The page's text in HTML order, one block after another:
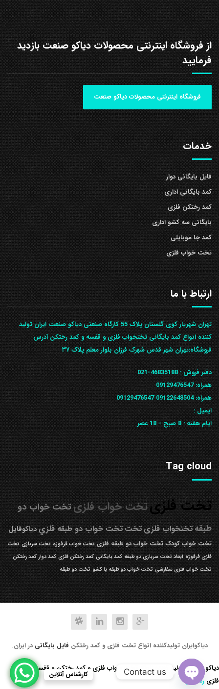
از فروشگاه اینترنتی محصولات دیاکو صنعت بازدید
فرمایید
فروشگاه اینترنتی محصولات دیاکو صنعت
خدمات
فایل بایگانی دوار
کمد بایگانی اداری
کمد رختکن فلزی
بایگانی سه کشو اداری
کمد جا موبایلی
تخت خواب فلزی
ارتباط با ما
تهران شهریار کوی گلستان پلاک 55 کارگاه صنعتی دیاکو صنعت ایران تولید
کننده انواع کمد بایگانی تختخواب فلزی و قفسه و کمد رختکن آدرس
ف‍روشگاه:تهران شهر قدس شهرک فرزان بلوار معلم پلاک ۳۷
دفتر فروش :46835188-021
همراه:09129476547
همراه: 09122648504
09129476547
ایمیل :
ایام هفته :8 صبح - 18 عصر
Tag cloud
تخت فلزیتخت خواب فلزیتخت خواب دو
طبقه تختخواب فلزیتختتخت خواب دو طبقه فلزيدیاکوفایل
تخت خواب کودک تخت خواب دو طبقه فلزی تخت خواب فرفوژه تخت سربازی تخت
فلزی فرفوژه ابعاد تخت سربازی دو طبقه کمد بایگانی کمد رختکن فلزی کمد دوار کمد رختکن
تخت خواب فلزی سفارشی تخت خواب دو طبقه با کشو تخت دو طبقه
دیاکوایران تولیدکننده انواع تخت فلزی و کمد رختکن فایل بایگانی در ایران.
کارشناس آنلاین
دیاکو صنعت تولید کننده انواع تخت خواب فلزی و کمد رختکن و قفسه کتابخانه
فلزی رد کردن
Contact us